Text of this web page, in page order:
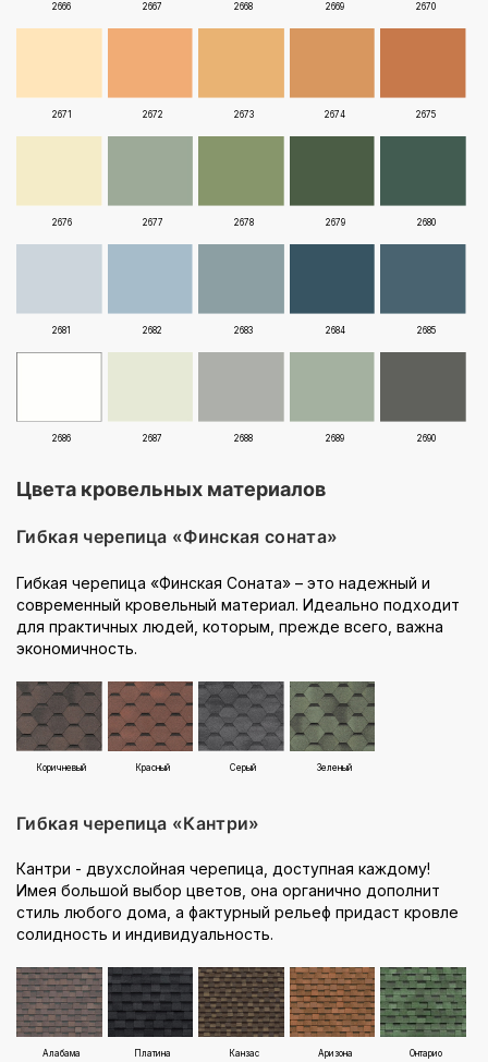
2666 2667 2668 2669 2670
2671 2672 2673 2674 2675
2676 2677 2678 2679 2680
2681 2682 2683 2684 2685
2686 2687 2688 2689 2690
Цвета кровельных материалов
Гибкая черепица «Финская соната»
Гибкая черепица «Финская Соната» – это надежный и
современный кровельный материал. Идеально подходит
для практичных людей, которым, прежде всего, важна
экономичность.
Коричневый Красный Серый Зеленый
Гибкая черепица «Кантри»
Кантри - двухслойная черепица, доступная каждому!
Имея большой выбор цветов, она органично дополнит
стиль любого дома, а фактурный рельеф придаст кровле
солидность и индивидуальность.
Алабама Платина Канзас Аризона Онтарио